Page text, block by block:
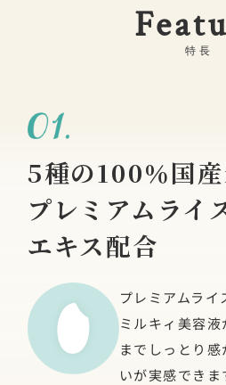
特長
5種の100％国
プレミアムライ
エキス配合
プレミアムラ
ミルキィ美容液
までしっとり
いが実感できま